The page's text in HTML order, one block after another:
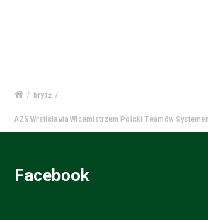
/ brydż /
AZS Wratislavia Wicemistrzem Polski Teamów
Facebook